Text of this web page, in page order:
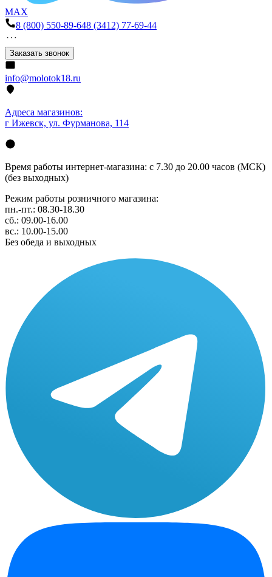
MAX
8 (800) 550-89-648 (3412) 77-69-44
Заказать звонок
info@molotok18.ru
Адреса магазинов:
г Ижевск, ул. Фурманова, 114
Время работы интернет-магазина: с 7.30 до 20.00 часов (МСК)
(без выходных)
Режим работы розничного магазина:
пн.-пт.: 08.30-18.30
сб.: 09.00-16.00
вс.: 10.00-15.00
Без обеда и выходных